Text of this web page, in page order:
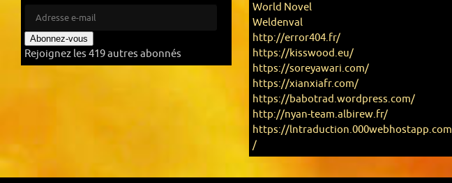
Abonnez-vous
Rejoignez les 419 autres abonnés
World Novel
Weldenval
http://error404.fr/
https://kisswood.eu/
https://soreyawari.com/
https://xianxiafr.com/
https://babotrad.wordpress.com/
http://nyan-team.albirew.fr/
https://lntraduction.000webhostapp.com
/